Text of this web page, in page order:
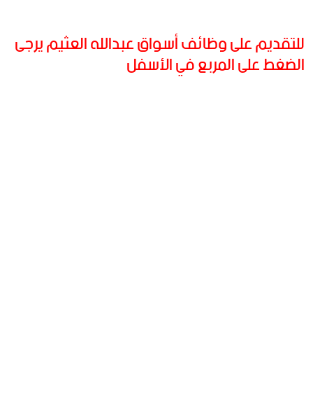
للتقديم على وظائف أسواق عبدالله العثيم يرجى
الضغط على المربع في الأسفل